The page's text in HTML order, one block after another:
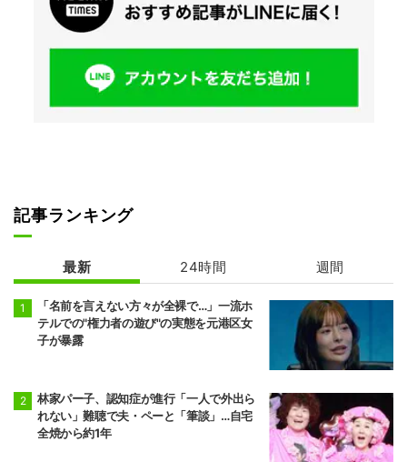
記事ランキング
最新 24時間 週間
「名前を言えない方々が全裸で…」一流ホ
テルでの"権力者の遊び"の実態を元港区女
子が暴露
林家パー子、認知症が進行「一人で外出ら
れない」難聴で夫・ペーと「筆談」…自宅
全焼から約1年